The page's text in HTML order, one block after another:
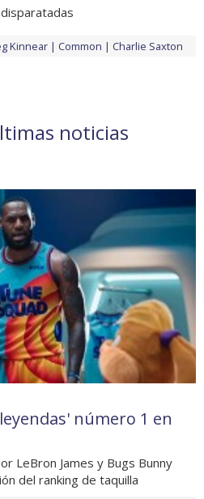
Kinnear Common Charlie Saxton
noticias
número 1 en
LeBron James y Bugs Bunny
del ranking de taquilla